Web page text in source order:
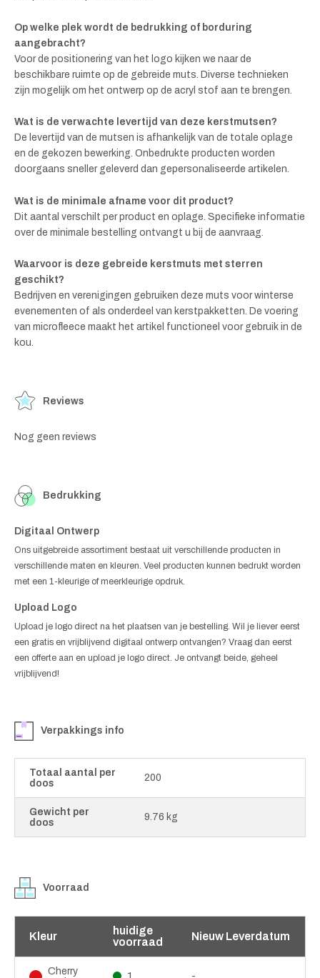
Op welke plek wordt de bedrukking of borduring
aangebracht?
Voor de positionering van het logo kijken we naar de
beschikbare ruimte op de gebreide muts. Diverse technieken
zijn mogelijk om het ontwerp op de acryl stof aan te brengen.
Wat is de verwachte levertijd van deze kerstmutsen?
De levertijd van de mutsen is afhankelijk van de totale oplage
en de gekozen bewerking. Onbedrukte producten worden
doorgaans sneller geleverd dan gepersonaliseerde artikelen.
Wat is de minimale afname voor dit product?
Dit aantal verschilt per product en oplage. Specifieke informatie
over de minimale bestelling ontvangt u bij de aanvraag.
Waarvoor is deze gebreide kerstmuts met sterren
geschikt?
Bedrijven en verenigingen gebruiken deze muts voor winterse
evenementen of als onderdeel van kerstpakketten. De voering
van microfleece maakt het artikel functioneel voor gebruik in de
kou.
Reviews
Nog geen reviews
Bedrukking
Digitaal Ontwerp
Ons uitgebreide assortiment bestaat uit verschillende producten in
verschillende maten en kleuren. Veel producten kunnen bedrukt worden
met een 1-kleurige of meerkleurige opdruk.
Upload Logo
Upload je logo direct na het plaatsen van je bestelling. Wil je liever eerst
een gratis en vrijblijvend digitaal ontwerp ontvangen? Vraag dan eerst
een offerte aan en upload je logo direct. Je ontvangt beide, geheel
vrijblijvend!
Verpakkings info
Totaal aantal per
doos
200
Gewicht per
doos
9.76 kg
Voorraad
Kleur
huidige
voorraad
Nieuw Leverdatum
Cherry